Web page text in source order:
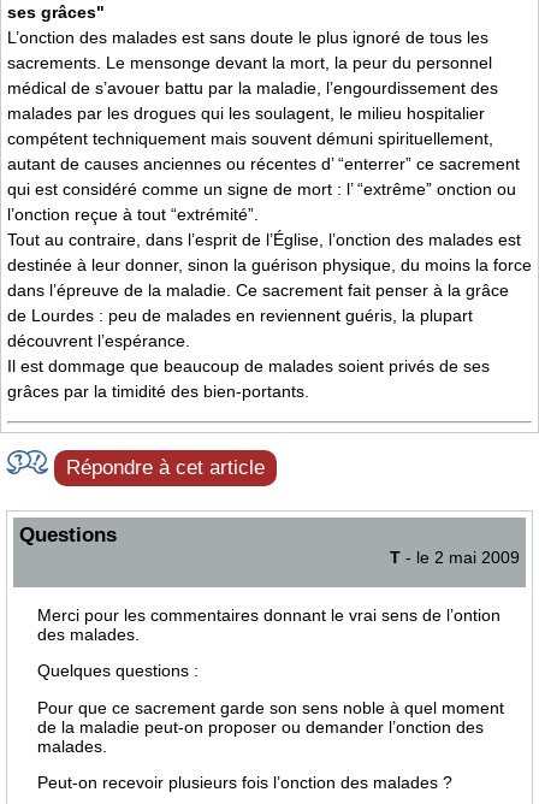
ses grâces"
L’onction des malades est sans doute le plus ignoré de tous les
sacrements. Le mensonge devant la mort, la peur du personnel
médical de s’avouer battu par la maladie, l’engourdissement des
malades par les drogues qui les soulagent, le milieu hospitalier
compétent techniquement mais souvent démuni spirituellement,
autant de causes anciennes ou récentes d’ “enterrer” ce sacrement
qui est considéré comme un signe de mort : l’ “extrême” onction ou
l’onction reçue à tout “extrémité”.
Tout au contraire, dans l’esprit de l’Église, l’onction des malades est
destinée à leur donner, sinon la guérison physique, du moins la force
dans l’épreuve de la maladie. Ce sacrement fait penser à la grâce
de Lourdes : peu de malades en reviennent guéris, la plupart
découvrent l’espérance.
Il est dommage que beaucoup de malades soient privés de ses
grâces par la timidité des bien-portants.
Répondre à cet article
Questions
T - le 2 mai 2009
Merci pour les commentaires donnant le vrai sens de l’ontion
des malades.
Quelques questions :
Pour que ce sacrement garde son sens noble à quel moment
de la maladie peut-on proposer ou demander l’onction des
malades.
Peut-on recevoir plusieurs fois l’onction des malades ?